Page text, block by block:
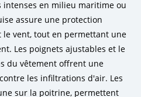
en milieu maritime ou
assure une protection
vent, tout en permettant une
Les poignets ajustables et le
du vêtement offrent une
les infiltrations d'air. Les
sur la poitrine, permettent